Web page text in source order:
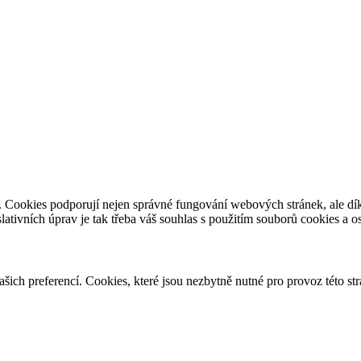
podporují nejen správné fungování webových stránek, ale
úprav je tak třeba váš souhlas s použitím souborů cookies a
preferencí. Cookies, které jsou nezbytně nutné pro provoz této